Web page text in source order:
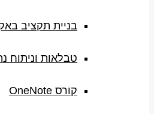
בניית תקציב
טבלאות וניתוח
קורס OneNote